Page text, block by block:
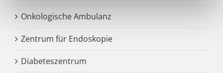
Onkologische Ambulanz
Zentrum für Endoskopie
Diabeteszentrum